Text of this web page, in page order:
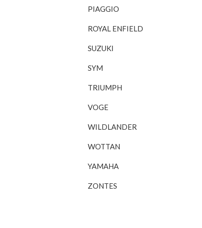
PIAGGIO
ROYAL ENFIELD
SUZUKI
SYM
TRIUMPH
VOGE
WILDLANDER
WOTTAN
YAMAHA
ZONTES